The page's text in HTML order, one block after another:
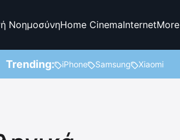
ΝοημοσύνηHome CinemaInternetMore
Trending: iPhone Samsung Xiaomi